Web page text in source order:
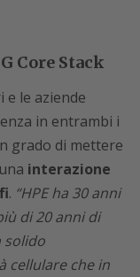
Core Stack
e le aziende
in entrambi i
grado di mettere
interazione
. “HPE ha 30 anni
di 20 anni di
solido
cellulare che in